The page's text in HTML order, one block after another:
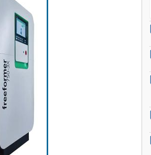
製造業ビッグデータ
メイドインジャパン
植物工場
知財マネジメント